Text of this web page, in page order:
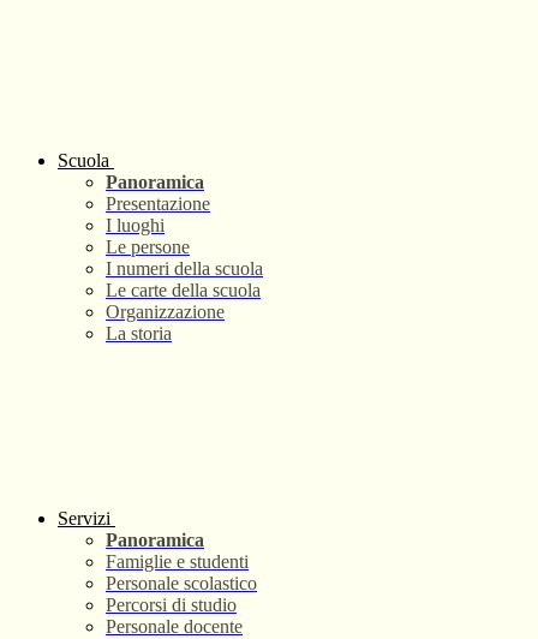
Scuola
Panoramica
Presentazione
I luoghi
Le persone
I numeri della scuola
Le carte della scuola
Organizzazione
La storia
Servizi
Panoramica
Famiglie e studenti
Personale scolastico
Percorsi di studio
Personale docente